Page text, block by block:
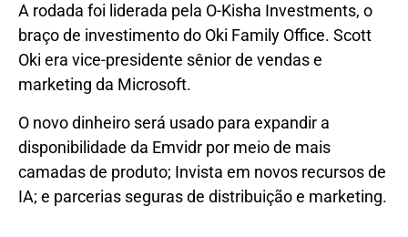
A rodada foi liderada pela O-Kisha Investments, o
braço de investimento do Oki Family Office. Scott
Oki era vice-presidente sênior de vendas e
marketing da Microsoft.
O novo dinheiro será usado para expandir a
disponibilidade da Emvidr por meio de mais
camadas de produto; Invista em novos recursos de
IA; e parcerias seguras de distribuição e marketing.